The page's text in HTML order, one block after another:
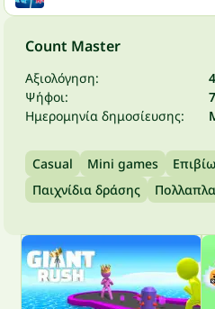
Count Master
Αξιολόγηση:
4
Ψήφοι:
Ημερομηνία δημοσίευσης:
Casual Mini games
Παιχνίδια δράσης